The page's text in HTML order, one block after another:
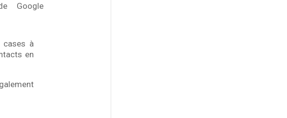
Google
cases à
en